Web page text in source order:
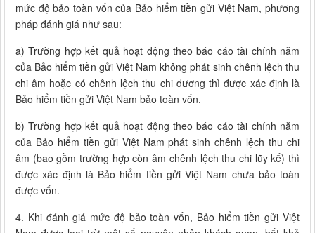
mức độ bảo toàn vốn của Bảo hiểm tiền gửi Việt Nam, phương
pháp đánh giá như sau:
a) Trường hợp kết quả hoạt động theo báo cáo tài chính năm
của Bảo hiểm tiền gửi Việt Nam không phát sinh chênh lệch thu
chi âm hoặc có chênh lệch thu chi dương thì được xác định là
Bảo hiểm tiền gửi Việt Nam bảo toàn vốn.
b) Trường hợp kết quả hoạt động theo báo cáo tài chính năm
của Bảo hiểm tiền gửi Việt Nam phát sinh chênh lệch thu chi
âm (bao gồm trường hợp còn âm chênh lệch thu chi lũy kế) thì
được xác định là Bảo hiểm tiền gửi Việt Nam chưa bảo toàn
được vốn.
4. Khi đánh giá mức độ bảo toàn vốn, Bảo hiểm tiền gửi Việt